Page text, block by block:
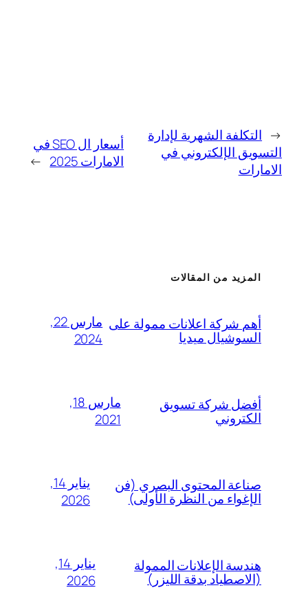
←
التكلفة الشهرية لإدارة
التسويق الإلكتروني في
الامارات
أسعار ال SEO في
الامارات 2025
→
المزيد من المقالات
أهم شركة اعلانات ممولة على
السوشيال ميديا
مارس 22,
2024
أفضل شركة تسويق
الكتروني
مارس 18,
2021
صناعة المحتوى البصري (فن
الإغواء من النظرة الأولى)
يناير 14,
2026
هندسة الإعلانات الممولة
(الاصطياد بدقة الليزر)
يناير 14,
2026